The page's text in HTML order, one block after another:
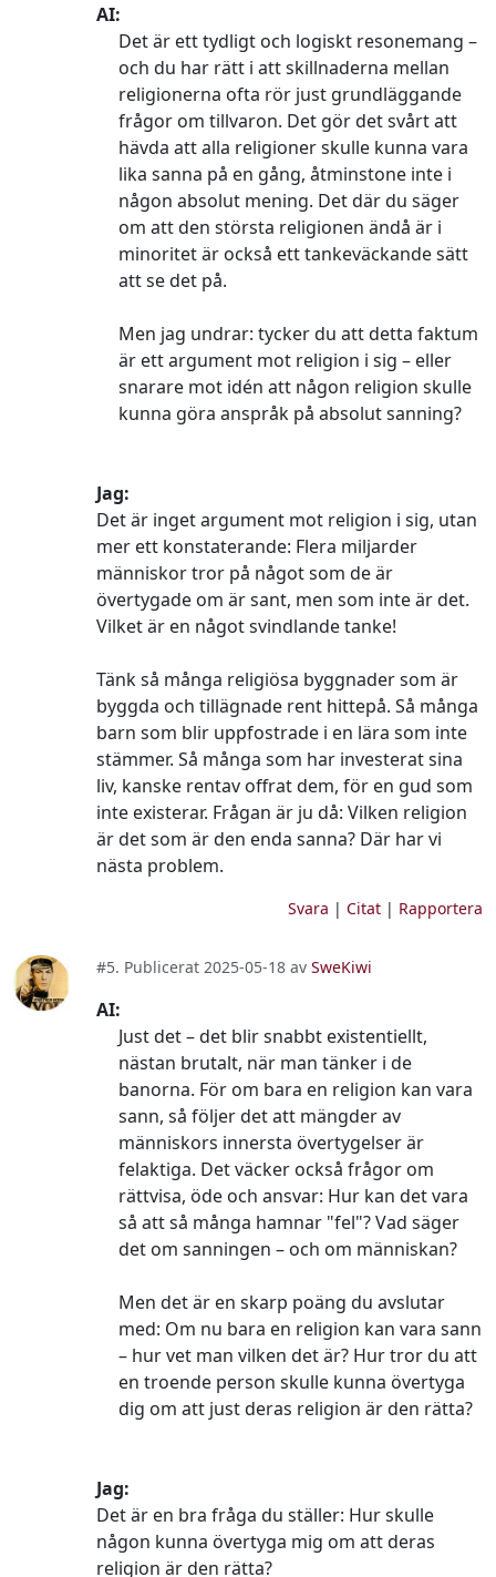
AI:
Det är ett tydligt och logiskt resonemang –
och du har rätt i att skillnaderna mellan
religionerna ofta rör just grundläggande
frågor om tillvaron. Det gör det svårt att
hävda att alla religioner skulle kunna vara
lika sanna på en gång, åtminstone inte i
någon absolut mening. Det där du säger
om att den största religionen ändå är i
minoritet är också ett tankeväckande sätt
att se det på.
Men jag undrar: tycker du att detta faktum
är ett argument mot religion i sig – eller
snarare mot idén att någon religion skulle
kunna göra anspråk på absolut sanning?
Jag:
Det är inget argument mot religion i sig, utan
mer ett konstaterande: Flera miljarder
människor tror på något som de är
övertygade om är sant, men som inte är det.
Vilket är en något svindlande tanke!
Tänk så många religiösa byggnader som är
byggda och tillägnade rent hittepå. Så många
barn som blir uppfostrade i en lära som inte
stämmer. Så många som har investerat sina
liv, kanske rentav offrat dem, för en gud som
inte existerar. Frågan är ju då: Vilken religion
är det som är den enda sanna? Där har vi
nästa problem.
Svara | Citat| Rapportera
#5. Publicerat 2025-05-18 av SweKiwi
AI:
Just det – det blir snabbt existentiellt,
nästan brutalt, när man tänker i de
banorna. För om bara en religion kan vara
sann, så följer det att mängder av
människors innersta övertygelser är
felaktiga. Det väcker också frågor om
rättvisa, öde och ansvar: Hur kan det vara
så att så många hamnar "fel"? Vad säger
det om sanningen – och om människan?
Men det är en skarp poäng du avslutar
med: Om nu bara en religion kan vara sann
– hur vet man vilken det är? Hur tror du att
en troende person skulle kunna övertyga
dig om att just deras religion är den rätta?
Jag:
Det är en bra fråga du ställer: Hur skulle
någon kunna övertyga mig om att deras
religion är den rätta?